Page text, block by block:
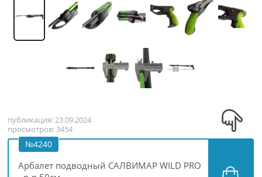
публикация: 23.09.2024
просмотров: 3454
№4240
Арбалет подводный САЛВИМАР WILD PRO